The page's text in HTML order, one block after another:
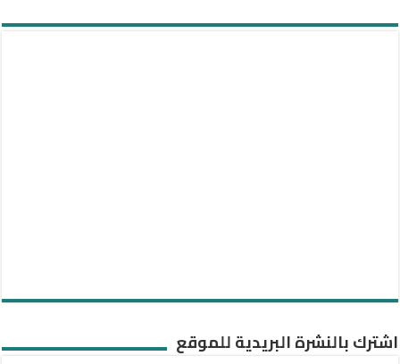
اشترك بالنشرة البريدية للموقع